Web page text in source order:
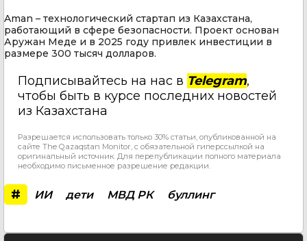
Aman – технологический стартап из Казахстана,
работающий в сфере безопасности. Проект основан
Аружан Меде и в 2025 году привлек инвестиции в
размере 300 тысяч долларов.
Подписывайтесь на нас в Telegram,
чтобы быть в курсе последних новостей
из Казахстана
Разрешается использовать только 30% статьи, опубликованной на
сайте The Qazaqstan Monitor, с обязательной гиперссылкой на
оригинальный источник. Для перепубликации полного материала
необходимо письменное разрешение редакции.
# ИИ дети МВД РК буллинг